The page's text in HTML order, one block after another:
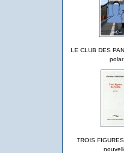
LE CLUB DES
polar
TROIS